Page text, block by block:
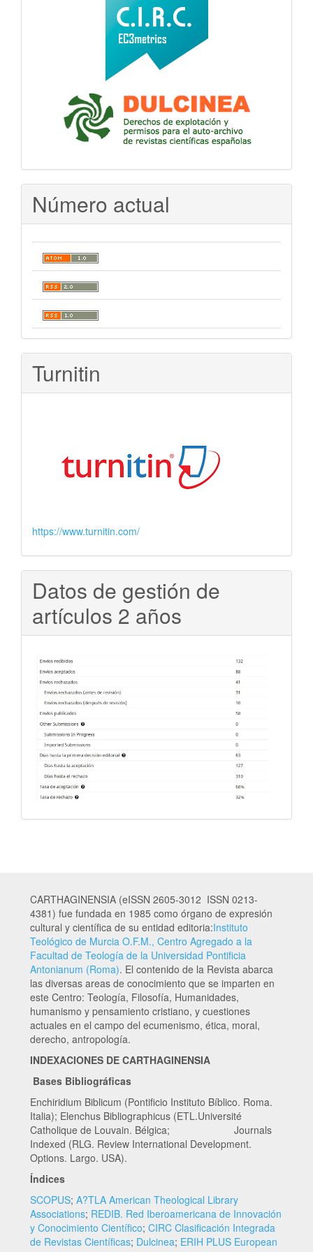
Número actual
Turnitin
https://www.turnitin.com/
Datos de gestión de
artículos 2 años
CARTHAGINENSIA (eISSN 2605-3012 ISSN 0213-
4381) fue fundada en 1985 como órgano de expresión
cultural y científica de su entidad editoria:Instituto
Teológico de Murcia O.F.M., Centro Agregado a la
Facultad de Teología de la Universidad Pontificia
Antonianum (Roma). El contenido de la Revista abarca
las diversas areas de conocimiento que se imparten en
este Centro: Teología, Filosofía, Humanidades,
humanismo y pensamiento cristiano, y cuestiones
actuales en el campo del ecumenismo, ética, moral,
derecho, antropología.
INDEXACIONES DE CARTHAGINENSIA
Bases Bibliográficas
Enchiridium Biblicum (Pontificio Instituto Bíblico. Roma.
Italia); Elenchus Bibliographicus (ETL.Université
Catholique de Louvain. Bélgica; Journals
Indexed (RLG. Review International Development.
Options. Largo. USA).
Índices
SCOPUS; A?TLA American Theological Library
Associations; REDIB. Red Iberoamericana de Innovación
y Conocimiento Científico; CIRC Clasificación Integrada
de Revistas Científicas; Dulcinea; ERIH PLUS European